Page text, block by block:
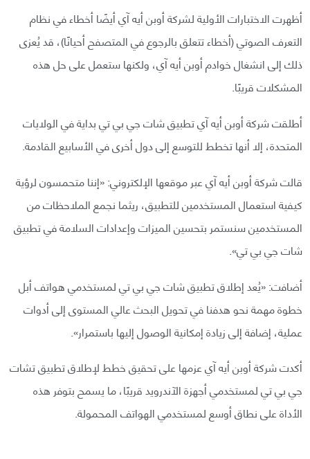
أظهرت الاختبارات الأولية لشركة أوبن أيه آي أيضًا أخطاء في نظام
التعرف الصوتي (أخطاء تتعلق بالرجوع في المتصفح أحيانًا)، قد يُعزى
ذلك إلى انشغال خوادم أوبن أيه آي، ولكنها ستعمل على حل هذه
المشكلات قريبًا.
أطلقت شركة أوبن أيه آي تطبيق شات جي بي تي بداية في الولايات
المتحدة، إلا أنها تخطط للتوسع إلى دول أخرى في الأسابيع القادمة.
قالت شركة أوبن أيه آي عبر موقعها الإلكتروني: «إننا متحمسون لرؤية
كيفية استعمال المستخدمين للتطبيق، ريثما نجمع الملاحظات من
المستخدمين سنستمر بتحسين الميزات وإعدادات السلامة في تطبيق
شات جي بي تي».
أضافت: «يُعد إطلاق تطبيق شات جي بي تي لمستخدمي هواتف أبل
خطوة مهمة نحو هدفنا في تحويل البحث عالي المستوى إلى أدوات
عملية، إضافة إلى زيادة إمكانية الوصول إليها باستمرار».
أكدت شركة أوبن أيه آي عزمها على تحقيق خطط لإطلاق تطبيق تشات
جي بي تي لمستخدمي أجهزة الآندرويد قريبًا، ما يسمح بتوفر هذه
الأداة على نطاق أوسع لمستخدمي الهواتف المحمولة.